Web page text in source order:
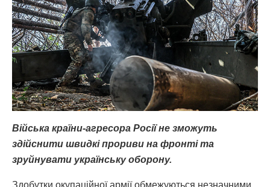
Війська країни-агресора Росії не зможуть
здійснити швидкі прориви на фронті та
зруйнувати українську оборону.